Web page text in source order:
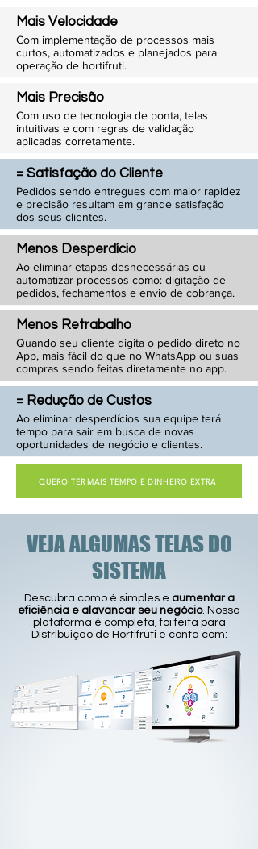
Mais Velocidade
Com implementação de processos mais
curtos, automatizados e planejados para
operação de hortifruti.
Mais Precisão
Com uso de tecnologia de ponta, telas
intuitivas e com regras de validação
aplicadas corretamente.
= Satisfação do Cliente
Pedidos sendo entregues com maior rapidez
e precisão resultam em grande satisfação
dos seus clientes.
Menos Desperdício
Ao eliminar etapas desnecessárias ou
automatizar processos como: digitação de
pedidos, fechamentos e envio de cobrança.
Menos Retrabalho
Quando seu cliente digita o pedido direto no
App, mais fácil do que no WhatsApp ou suas
compras sendo feitas diretamente no app.
= Redução de Custos
Ao eliminar desperdícios sua equipe terá
tempo para sair em busca de novas
oportunidades de negócio e clientes.
QUERO TER MAIS TEMPO E DINHEIRO EXTRA
VEJA ALGUMAS TELAS DO
SISTEMA
Descubra como é simples e aumentar a
eficiência e alavancar seu negócio. Nossa
plataforma é completa, foi feita para
Distribuição de Hortifruti e conta com: